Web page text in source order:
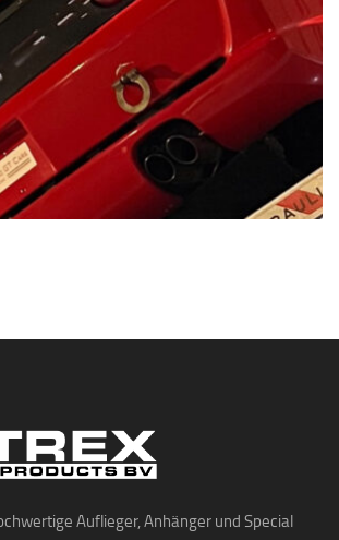
Auflieger, Anhänger und Special